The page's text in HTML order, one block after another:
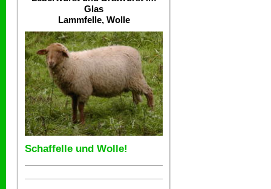
Glas
Lammfelle, Wolle
Schaffelle und Wolle!